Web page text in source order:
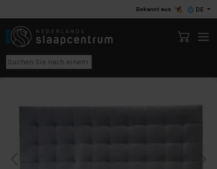
Bekannt aus DE